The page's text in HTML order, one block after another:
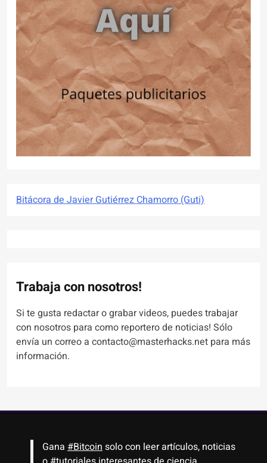
Bitácora de Javier Gutiérrez Chamorro (Guti)
Trabaja con nosotros!
Si te gusta redactar o grabar videos, puedes trabajar
con nosotros para como reportero de noticias! Sólo
envía un correo a contacto@masterhacks.net para más
información.
Gana #Bitcoin solo con leer artículos, noticias